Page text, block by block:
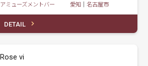
アミューズメントバー
愛知｜ 名古屋市
DETAIL
Rose vi